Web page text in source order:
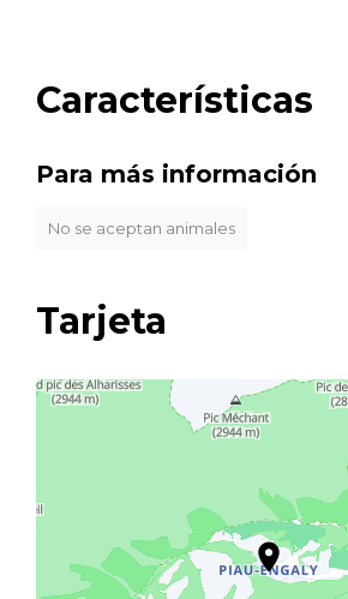
Características
Para más información
No se aceptan animales
Tarjeta